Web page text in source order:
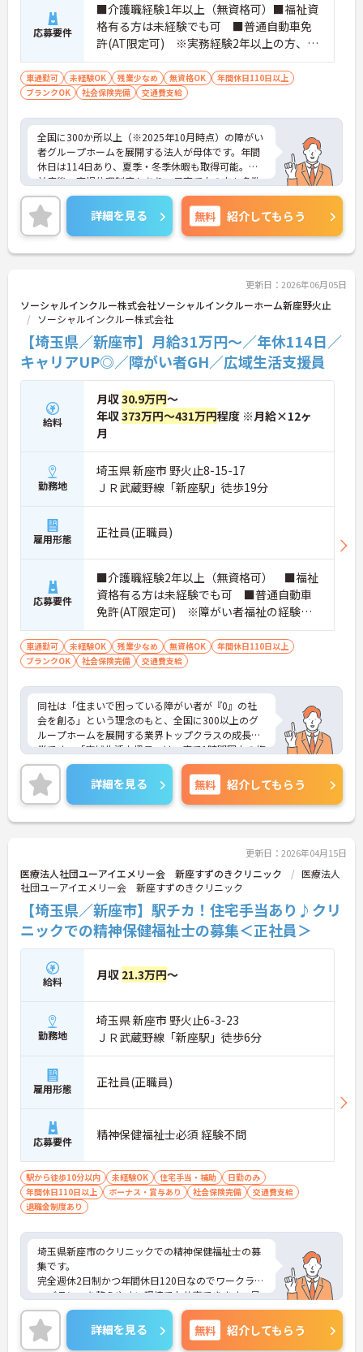
応募要件
■介護職経験1年以上（無資格可）■福祉資
格有る方は未経験でも可 ■普通自動車免
許(AT限定可) ※実務経験2年以上の方、障
がい者福祉に関する経験をお持ちの方大歓
迎
車通勤可 未経験OK 残業少なめ 無資格OK
年間休日110日以上
ブランクOK
社会保険完備 交通費支給
全国に300か所以上（※2025年10月時点）の障がい
者グループホームを展開する法人が母体です。年間
休日は114日あり、夏季・冬季休暇も取得可能。産
前産後・育児休暇制度もあり、子育て中の方も多数
活躍中で、ワークライフバランスを大切にしながら
働ける環境が整っています。研修制度や外部勉強会
の受講支援もあり、スキルアップもしっかりサポー
ト。将来的には管理者やエリアマネージャーへのキ
ャリアアップも目指せます。20代から60代まで幅広
の職場です。介護経験を活かしたい方、福祉の資格
をお持ちの方、安定した法人でキャリアを築きたい
方におすすめです。
★おすすめPOINT★
・生活支援員からスタートし、サービス管理責任者
やエリアマネージャーへと続く明確なステップアッ
プの道筋が用意されています。急成長中の企業であ
るためポストも豊富にあり、専門性を高めながらマ
ネジメント職への挑戦も視野に入れていただけま
す。
かりと整備されています。オンとオフの切り替えを
明確にし、心身ともに充実した状態で長くご活躍い
・グループホーム一棟あたりの入居者様20名定員を
常時2～4名のスタッフで支援、国基準を上回る人員
配置や夜間複数名体制が敷かれているため、業務に
追われることなくご利用者様のペースに合わせたサ
ポートが可能です。施設も専用設計で働きやすく、
ご自身の理想とする福祉を実践できる環境が整って
います。
詳細を見る 無料 紹介してもらう
更新日：2026年06月05日
ソーシャルインクルー株式会社ソーシャルインクルーホーム新座野火止
ソーシャルインクルー株式会社
【埼玉県／新座市】月給31万円～／年休114日／
キャリアUP◎／障がい者GH／広域生活支援員
給料
月収30.9万円～
年収373万円～431万円程度 ※月給×12ヶ
月
勤務地
埼玉県 新座市 野火止8-15-17
ＪＲ武蔵野線「新座駅」徒歩19分
雇用形態 正社員(正職員)
応募要件
■介護職経験2年以上（無資格可） ■福祉
資格有る方は未経験でも可 ■普通自動車
免許(AT限定可) ※障がい者福祉の経験は
不問です。※実務経験2年以上の方、障がい
者福祉に関する経験をお持ちの方大歓迎
車通勤可 未経験OK 残業少なめ 無資格OK
年間休日110日以上
ブランクOK
社会保険完備 交通費支給
同社は「住まいで困っている障がい者が『0』の社
会を創る」という理念のもと、全国に300以上のグ
ループホームを展開する業界トップクラスの成長企
業です。「広域生活支援員」は、車で1時間圏内の複
数施設を横断的に担当し、現場支援とパートスタッ
フのサポートを行うハイクラスなポジションです。
最新設備とバリアフリーが完備され、スタッフの身
体的負担が少なく、広域手当5万円が付与されるこ
とで高い給与水準を実現しています。年間休日114
効率化など、ワークライフバランスを保ちながら定
年70歳まで長期的に活躍できる制度が盤石に整って
います。複数施設を経験することで培われるマネジ
メント視点は、将来的なエリアマネージャーへのキ
ャリアアップにも直結しており、最新の環境で専門
性を発揮したいプロフェッショナルの方にお勧めで
す。
★おすすめPOINT★
・広域支援員として複数のホームを巡るため、各ホ
ことができ、現場の介助業務にとどまらず、施設運
営や人材育成の視点を養うことで、将来のエリアマ
ネージャー候補としてのステップアップに直結しま
・定年70歳、再雇用75歳までという業界屈指の制度
があり、20代から60代まで幅広い年代が活躍してい
・全施設がバリアフリー設計かつ最新設備を備えて
おり、清潔感にあふれた美しい環境です。ハード面
に加え、ソフト面でも「献立の事前決定・レシピ完
備」により現場の負担が大幅に軽減されています。
ご利用者様の安全性はもちろん、働くスタッフにと
っても身体的負担が少なく、高いモチベーションを
保って業務に集中できます。
詳細を見る 無料 紹介してもらう
更新日：2026年04月15日
医療法人社団ユーアイエメリー会 新座すずのきクリニック
医療法人
社団ユーアイエメリー会 新座すずのきクリニック
【埼玉県／新座市】駅チカ！住宅手当あり♪クリ
ニックでの精神保健福祉士の募集＜正社員＞
給料 月収 21.3万円～
勤務地
埼玉県 新座市 野火止6-3-23
ＪＲ武蔵野線「新座駅」徒歩6分
雇用形態 正社員(正職員)
応募要件 精神保健福祉士必須 経験不問
駅から徒歩10分以内 未経験OK 住宅手当・補助
日勤のみ
年間休日110日以上
ボーナス・賞与あり 社会保険完備
交通費支給
退職金制度あり
埼玉県新座市のクリニックでの精神保健福祉士の募
集です。
完全週休2日制かつ年間休日120日なのでワークライ
フバランスを整えやすい環境でお仕事できます。昇
給・賞与ありのため、あなたの頑張りがしっかり評
価されます。
ご興味のある方は、面接のポイントをお伝えします
詳細を見る 無料 紹介してもらう